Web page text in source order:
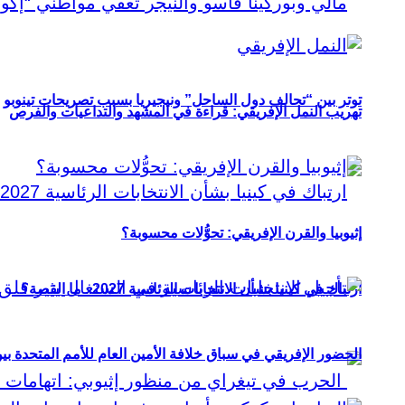
توتر بين “تحالف دول الساحل” ونيجيريا بسبب تصريحات تينوبو
ارتباك في كينيا بشأن الانتخابات الرئاسية 2027.. ما القصة؟
تهريب النمل الإفريقي: قراءة في المشهد والتداعيات والفرص
إثيوبيا والقرن الإفريقي: تحوُّلات محسوبة؟
الحضور الإفريقي في سباق خلافة الأمين العام للأمم المتحدة